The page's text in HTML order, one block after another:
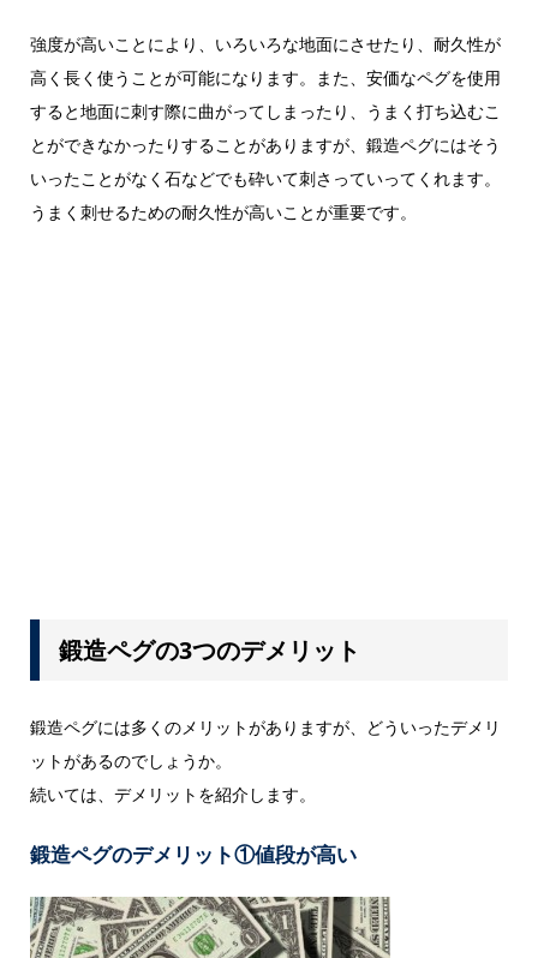
強度が高いことにより、いろいろな地面にさせたり、耐久性が
高く長く使うことが可能になります。また、安価なペグを使用
すると地面に刺す際に曲がってしまったり、うまく打ち込むこ
とができなかったりすることがありますが、鍛造ペグにはそう
いったことがなく石などでも砕いて刺さっていってくれます。
うまく刺せるための耐久性が高いことが重要です。
鍛造ペグの3つのデメリット
鍛造ペグには多くのメリットがありますが、どういったデメリ
ットがあるのでしょうか。
続いては、デメリットを紹介します。
鍛造ペグのデメリット①値段が高い